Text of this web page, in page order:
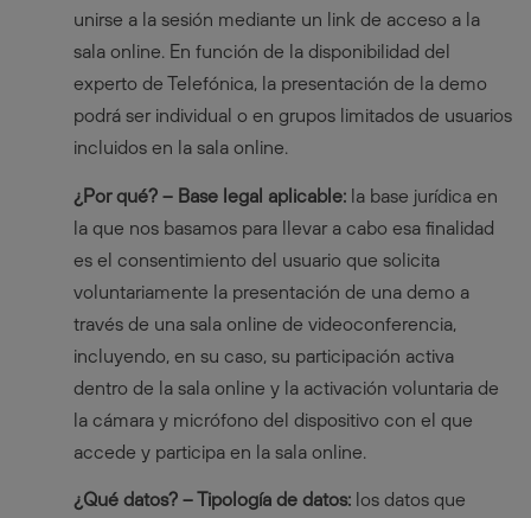
unirse a la sesión mediante un link de acceso a la
sala online. En función de la disponibilidad del
experto de Telefónica, la presentación de la demo
podrá ser individual o en grupos limitados de usuarios
incluidos en la sala online.
¿Por qué? – Base legal aplicable: la base jurídica en
la que nos basamos para llevar a cabo esa finalidad
es el consentimiento del usuario que solicita
voluntariamente la presentación de una demo a
través de una sala online de videoconferencia,
incluyendo, en su caso, su participación activa
dentro de la sala online y la activación voluntaria de
la cámara y micrófono del dispositivo con el que
accede y participa en la sala online.
¿Qué datos? – Tipología de datos: los datos que